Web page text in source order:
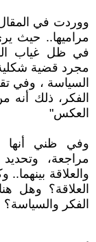
ووردت في المقال
مراميها.. حيث
في ظل غياب
مجرد قضية
السياسة ، وفي
الفكر، ذلك أنه
العكس"
وفي ظني أنها
مراجعة،
والعلاقة
العلاقة؟ وهل
الفكر والسياسة؟